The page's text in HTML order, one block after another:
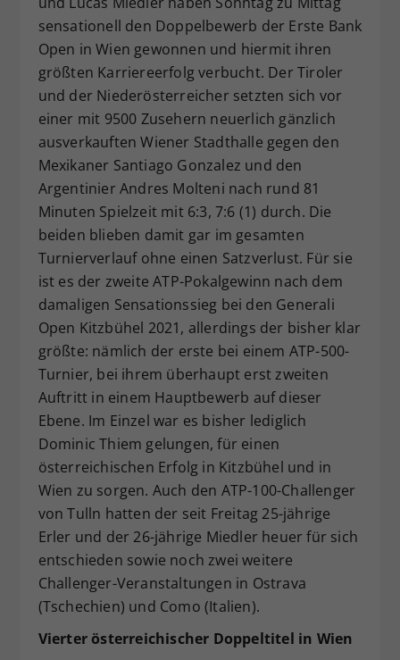
sensationell den Doppelbewerb der Erste Bank
Open in Wien gewonnen und hiermit ihren
größten Karriereerfolg verbucht. Der Tiroler
und der Niederösterreicher setzten sich vor
einer mit 9500 Zusehern neuerlich gänzlich
ausverkauften Wiener Stadthalle gegen den
Mexikaner Santiago Gonzalez und den
Argentinier Andres Molteni nach rund 81
Minuten Spielzeit mit 6:3, 7:6 (1) durch. Die
beiden blieben damit gar im gesamten
Turnierverlauf ohne einen Satzverlust. Für sie
ist es der zweite ATP-Pokalgewinn nach dem
damaligen Sensationssieg bei den Generali
Open Kitzbühel 2021, allerdings der bisher klar
größte: nämlich der erste bei einem ATP-500-
Turnier, bei ihrem überhaupt erst zweiten
Auftritt in einem Hauptbewerb auf dieser
Ebene. Im Einzel war es bisher lediglich
Dominic Thiem gelungen, für einen
österreichischen Erfolg in Kitzbühel und in
Wien zu sorgen. Auch den ATP-100-Challenger
von Tulln hatten der seit Freitag 25-jährige
Erler und der 26-jährige Miedler heuer für sich
entschieden sowie noch zwei weitere
Challenger-Veranstaltungen in Ostrava
(Tschechien) und Como (Italien).
Vierter österreichischer Doppeltitel in Wien
Zweck
Dieser Wert speichert Ihre Consent-
Einstellungen. Unter anderem eine
zufällig generierte ID, für die
historische Speicherung Ihrer
vorgenommen Einstellungen, falls der
Webseiten-Betreiber dies eingestellt
hat.